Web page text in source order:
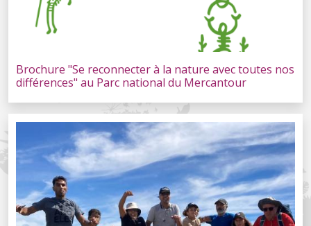
Brochure "Se reconnecter à la nature avec toutes nos
différences" au Parc national du Mercantour